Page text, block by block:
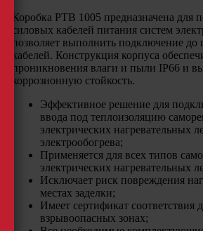
Коробка РТВ 1005 предназначена для
силовых кабелей питания систем
позволяет выполнить подключение до
кабелей. Конструкция корпуса
проникновения влаги и пыли IP66 и
коррозионную стойкость.
Эффективное решение для
ввода под теплоизоляцию
электрических нагревательных
электрообогрева;
Применяется для всех типов
электрических нагревательных
Исключает риск повреждения
местах заделки;
Имеет сертификат соответствия
взрывоопасных зонах;